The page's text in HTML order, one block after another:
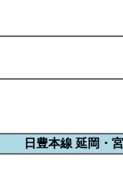
日豊本線 延岡・